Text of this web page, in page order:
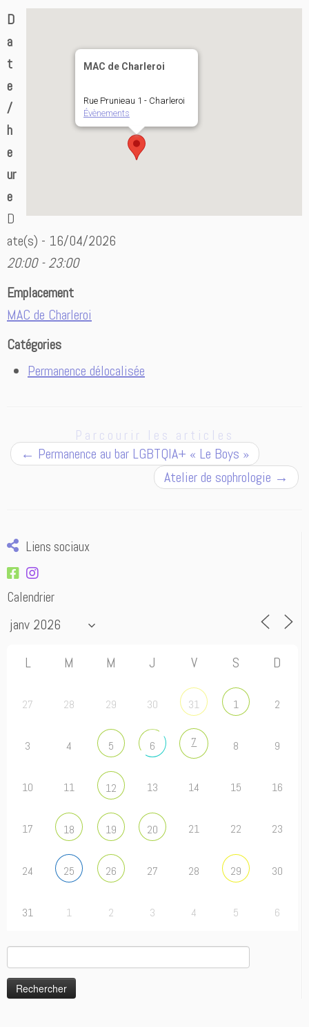
MAC de Charleroi
Rue Prunieau 1 - Charleroi
Évènements
D
a
t
e
/
h
e
ur
e
D
ate(s) - 16/04/2026
20:00 - 23:00
Emplacement
MAC de Charleroi
Catégories
Permanence délocalisée
Parcourir les articles
← Permanence au bar LGBTQIA+ « Le Boys »
Atelier de sophrologie →
Liens sociaux
Calendrier
L M M J V S D
27 28 29 30 31 1 2
3 4 5 6 7 8 9
10 11 12 13 14 15 16
17 18 19 20 21 22 23
24 25 26 27 28 29 30
31 1 2 3 4 5 6